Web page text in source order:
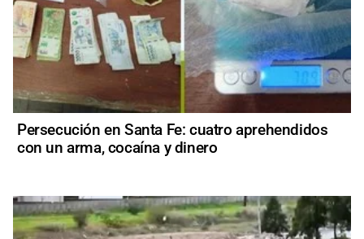
Persecución en Santa Fe: cuatro aprehendidos
con un arma, cocaína y dinero